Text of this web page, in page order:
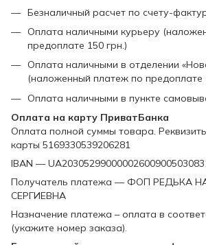
Безналичный расчет по счету-
Оплата наличными курьеру
предоплате 150 грн.)
Оплата наличными в отделении
(наложенный платеж по предоплате
Оплата наличными в пункте
Оплата на карту ПриватБанка
Оплата полной суммы товара.
карты 5169330539206281
IBAN —
Получатель платежа — ФОП РЕДЬКА
СЕРГИЕВНА
Назначение платежа – оплата в
(укажите номер заказа).